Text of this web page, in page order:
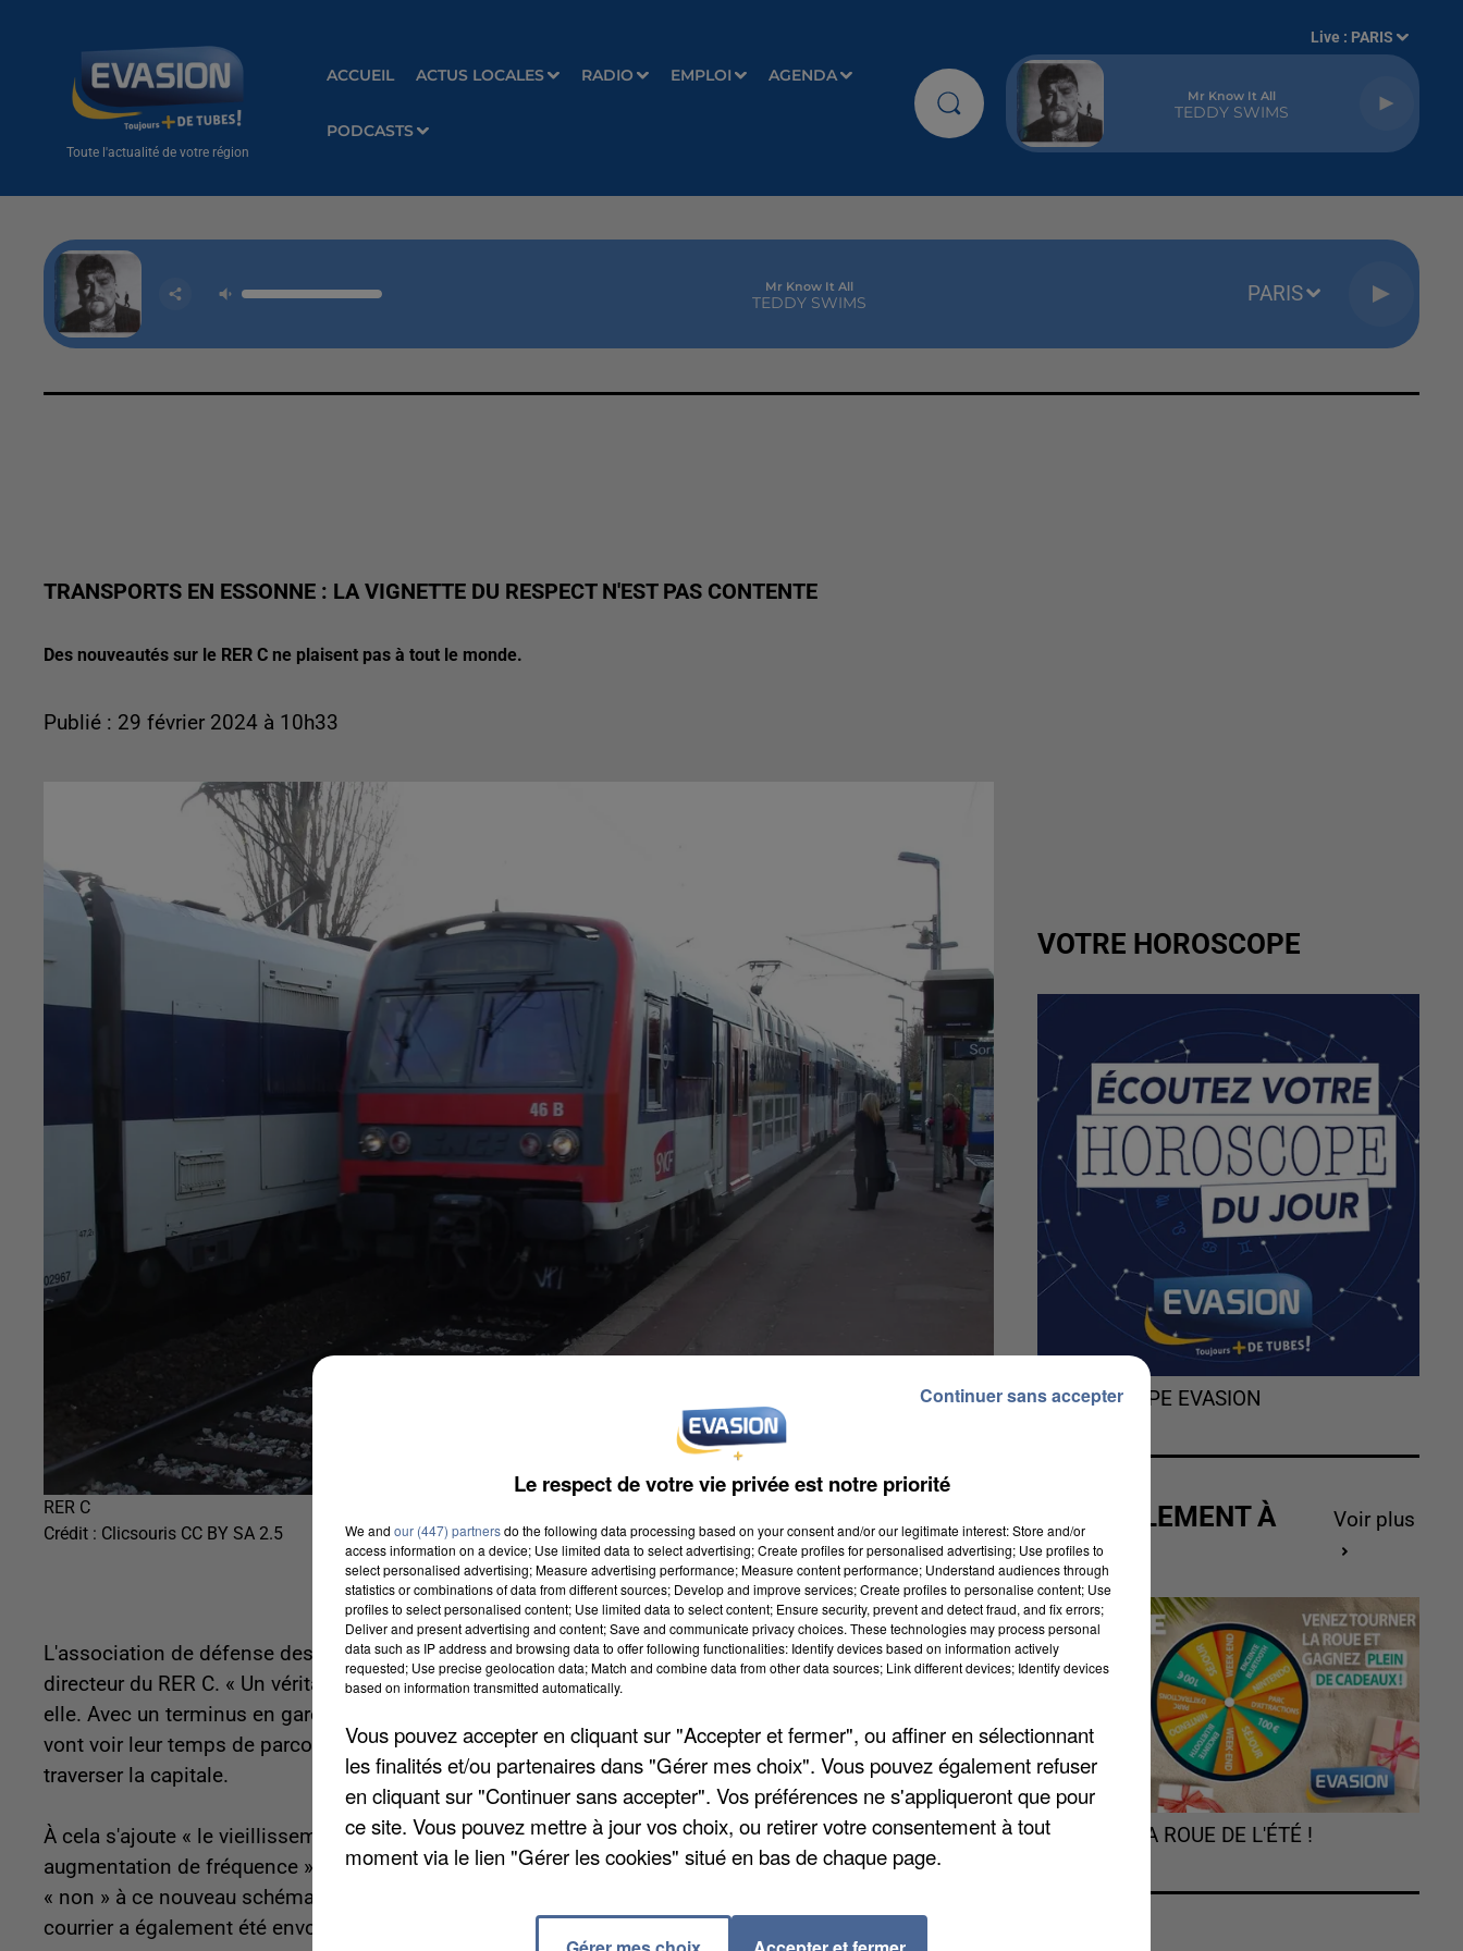
Toute l'actualité de votre région
ACCUEIL ACTUS LOCALES RADIO EMPLOI AGENDA
PODCASTS
Live : PARIS
Mr Know It All
TEDDY SWIMS
Mr Know It All
TEDDY SWIMS PARIS
TRANSPORTS EN ESSONNE : LA VIGNETTE DU RESPECT N'EST PAS CONTENTE
Des nouveautés sur le RER C ne plaisent pas à tout le monde.
Publié : 29 février 2024 à 10h33
RER C
Crédit : Clicsouris CC BY SA 2.5
L'association de défense des usagers des transports franciliens s'insurge contre le nouveau schéma
directeur du RER C. « Un véritable bond en arrière pour les branches du sud de la ligne », dénonce-t-
elle. Avec un terminus en gare d'Austerlitz à Paris, les trains en provenance de Dourdan et Etampes
vont voir leur temps de parcours augmenter avec, en plus, une correspondance obligatoire pour
traverser la capitale.
À cela s'ajoute « le vieillissement des rames, des travaux programmés dans longtemps et aucune
augmentation de fréquence ». La Vignette du Respect a donc lancé une pétition en ligne pour dire
« non » à ce nouveau schéma. En une semaine, elle a déjà été signée par près de 1.500 personnes. Un
courrier a également été envoyé à la présidente de la Région, Valérie Pécresse.
VOTRE HOROSCOPE
L'HOROSCOPE EVASION
ACTUELLEMENT À
GAGNER
Voir plus
TOURNEZ LA ROUE DE L'ÉTÉ !
Le respect de votre vie privée est notre priorité
We and our (447) partnersdo the following data processing based on your consent and/or our legitimate interest: Store and/or
access information on a device; Use limited data to select advertising; Create profiles for personalised advertising; Use profiles to
select personalised advertising; Measure advertising performance; Measure content performance; Understand audiences through
statistics or combinations of data from different sources; Develop and improve services; Create profiles to personalise content; Use
profiles to select personalised content; Use limited data to select content; Ensure security, prevent and detect fraud, and fix errors;
Deliver and present advertising and content; Save and communicate privacy choices. These technologies may process personal
data such as IP address and browsing data to offer following functionalities: Identify devices based on information actively
requested; Use precise geolocation data; Match and combine data from other data sources; Link different devices; Identify devices
based on information transmitted automatically.
Vous pouvez accepter en cliquant sur "Accepter et fermer", ou affiner en sélectionnant
les finalités et/ou partenaires dans "Gérer mes choix". Vous pouvez également refuser
en cliquant sur "Continuer sans accepter". Vos préférences ne s'appliqueront que pour
ce site. Vous pouvez mettre à jour vos choix, ou retirer votre consentement à tout
moment via le lien "Gérer les cookies" situé en bas de chaque page.
Continuer sans accepter